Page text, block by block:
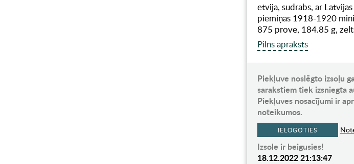
etvija, sudrabs, ar
piemiņas 1918-1920
875 prove, 184.85 g,
Pilns apraksts
Piekļuve noslēgto izsoļu
sarakstiem tiek izsniegta
Piekļuves nosacījumi ir
noteikumos.
IELOGOTIES
Izsole ir beigusies!
18.12.2022 21:13:47